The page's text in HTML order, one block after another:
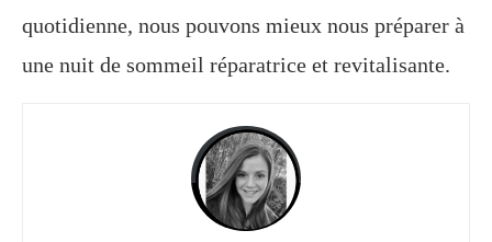
quotidienne, nous pouvons mieux nous préparer à
une nuit de sommeil réparatrice et revitalisante.